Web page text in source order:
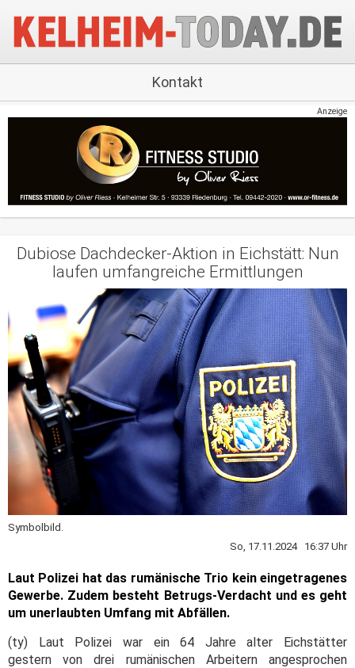
Kontakt
Anzeige
Dubiose Dachdecker-Aktion in Eichstätt: Nun
laufen umfangreiche Ermittlungen
Symbolbild.
So, 17.11.2024 16:37 Uhr
Laut Polizei hat das rumänische Trio kein eingetragenes
Gewerbe. Zudem besteht Betrugs-Verdacht und es geht
um unerlaubten Umfang mit Abfällen.
(ty) Laut Polizei war ein 64 Jahre alter Eichstätter
gestern von drei rumänischen Arbeitern angesprochen